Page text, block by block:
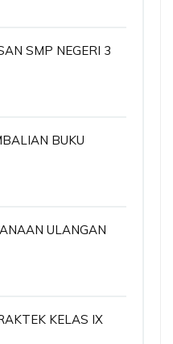
SMP NEGERI 3
BUKU
ULANGAN
KELAS IX